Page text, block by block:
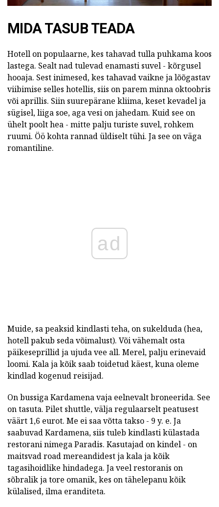
MIDA TASUB TEADA
Hotell on populaarne, kes tahavad tulla puhkama koos
lastega. Sealt nad tulevad enamasti suvel - kõrgusel
hooaja. Sest inimesed, kes tahavad vaikne ja lõõgastav
viibimise selles hotellis, siis on parem minna oktoobris
või aprillis. Siin suurepärane kliima, keset kevadel ja
sügisel, liiga soe, aga vesi on jahedam. Kuid see on
ühelt poolt hea - mitte palju turiste suvel, rohkem
ruumi. Öö kohta rannad üldiselt tühi. Ja see on väga
romantiline.
ad
Muide, sa peaksid kindlasti teha, on sukelduda (hea,
hotell pakub seda võimalust). Või vähemalt osta
päikeseprillid ja ujuda vee all. Merel, palju erinevaid
loomi. Kala ja kõik saab toidetud käest, kuna oleme
kindlad kogenud reisijad.
On bussiga Kardamena vaja eelnevalt broneerida. See
on tasuta. Pilet shuttle, välja regulaarselt peatusest
väärt 1,6 eurot. Me ei saa võtta takso - 9 y. e. Ja
saabuvad Kardamena, siis tuleb kindlasti külastada
restorani nimega Paradis. Kasutajad on kindel - on
maitsvad road mereandidest ja kala ja kõik
tagasihoidlike hindadega. Ja veel restoranis on
sõbralik ja tore omanik, kes on tähelepanu kõik
külalised, ilma eranditeta.